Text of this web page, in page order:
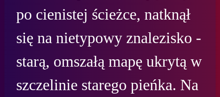
po cienistej ścieżce, natknął
się na nietypowy znalezisko -
starą, omszałą mapę ukrytą w
szczelinie starego pieńka. Na